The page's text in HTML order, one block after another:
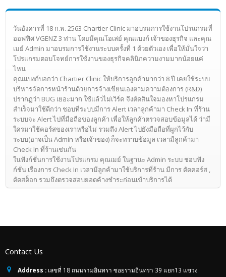
วันอังคารที่ 18 ก.พ. 2563 Chartier Clinic มาอบรมการใช้งานโปรแกรมที่
ออฟฟิศ VGENZ 3 ท่าน โดยมีคุณโอเล่ย์ คุณแบงก์ เจ้าของธุรกิจ และคุณ
เมย์ Admin มาอบรมการใช้งานระบบครั้งที่ 1 ด้วยตัวเอง เพื่อให้มั่นใจว่า
โปรแกรมตอบโจทย์การใช้งานของธุรกิจคลินิกความงามมากน้อยแค่
ไหน
คุณแบงก์บอกว่า Chartier Clinic ให้บริการลูกค้ามากว่า 8 ปี เคยใช้ระบบ
บริหารจัดการหน้าร้านด้วยการจ้างเขียนเองตามความต้องการ (R&D)
ปรากฏว่า BUG เยอะมาก ใช้แล้วไม่เวิร์ค จึงตัดสินใจมองหาโปรแกรม
สำเร็จมาใช้ดีกว่า ชอบที่ระบบมีการ Alert เวลาลูกค้ามา Check In ที่ร้าน
ระบบจะ Alert ไปที่มือถือของลูกค้า เพื่อให้ลูกค้าตรวจสอบข้อมูลได้ ว่ามี
ใครมาใช้คอร์สของเราหรือไม่ รวมถึง Alert ไปยังมือถือที่ผูกไว้กับ
ระบบ(อาจเป็น Admin หรือเจ้าของ) ก็จะทราบข้อมูล เวลามีลูกค้ามา
Check In ที่ร้านเช่นกัน
ในฟังก์ชั่นการใช้งานโปรแกรม คุณเมย์ ในฐานะ Admin ระบบ ชอบฟัง
ก์ชั่น เรื่องการ Check In เวลามีลูกค้ามาใช้บริการที่ร้าน มีการ ตัดคอร์ส ,
ตัดสต็อก รวมถึงตรวจสอบยอดค้างชำระก่อนเข้าบริการได้
Contact Us
Address : เลขที่ 18 ถนนรามอินทรา ซอยรามอินทรา 39 แยก13 แขวง